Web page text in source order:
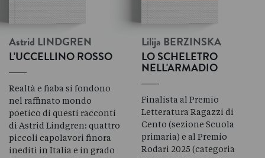
Astrid LINDGREN
L'UCCELLINO ROSSO
Realtà e fiaba si fondono
nel raffinato mondo
poetico di questi racconti
di Astrid Lindgren: quattro
piccoli capolavori finora
inediti in Italia e in grado
Lilija BERZINSKA
LO SCHELETRO
NELL'ARMADIO
Finalista al Premio
Letteratura Ragazzi di
Cento (sezione Scuola
primaria) e al Premio
Rodari 2025 (categoria